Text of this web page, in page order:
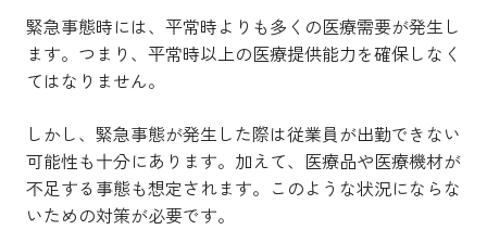
緊急事態時には、平常時よりも多くの医療需要が発生し
ます。つまり、平常時以上の医療提供能力を確保しなく
てはなりません。
しかし、緊急事態が発生した際は従業員が出勤できない
可能性も十分にあります。加えて、医療品や医療機材が
不足する事態も想定されます。このような状況にならな
いための対策が必要です。